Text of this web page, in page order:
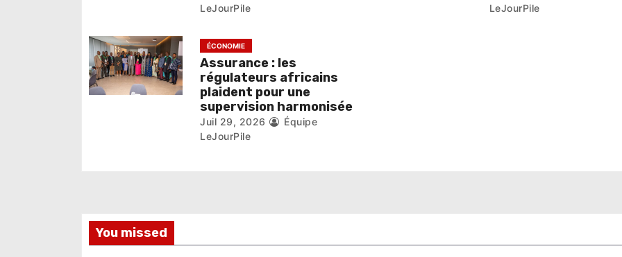
r
t
i
LeJourPile
LeJourPile
ÉCONOMIE
Assurance : les
régulateurs africains
plaident pour une
supervision harmonisée
Juil 29, 2026
Équipe
LeJourPile
You missed